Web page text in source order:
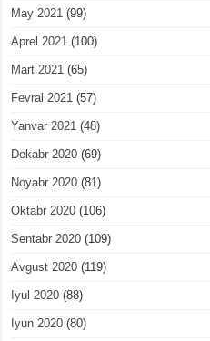
May 2021 (99)
Aprel 2021 (100)
Mart 2021 (65)
Fevral 2021 (57)
Yanvar 2021 (48)
Dekabr 2020 (69)
Noyabr 2020 (81)
Oktabr 2020 (106)
Sentabr 2020 (109)
Avgust 2020 (119)
Iyul 2020 (88)
Iyun 2020 (80)